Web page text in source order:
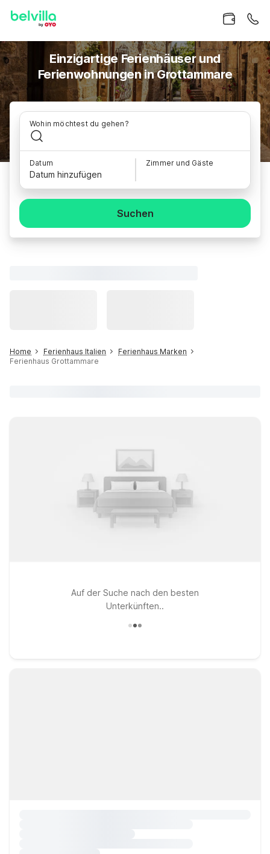
Einzigartige Ferienhäuser und
Ferienwohnungen in Grottammare
Wohin möchtest du gehen?
Datum
Datum hinzufügen
Zimmer und Gäste
Suchen
Home Ferienhaus Italien
Ferienhaus Marken
Ferienhaus Grottammare
Auf der Suche nach den besten
Unterkünften..